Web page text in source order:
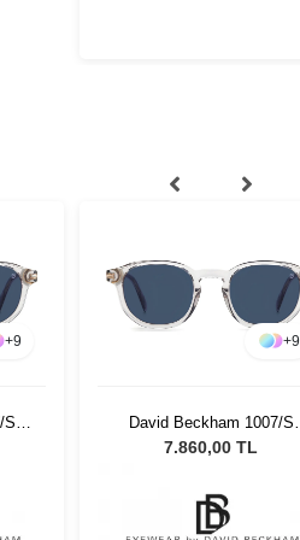
+9
S
+9
David Beckham 1007/S
KB749 Unisex Güneş
7.860,00 TL